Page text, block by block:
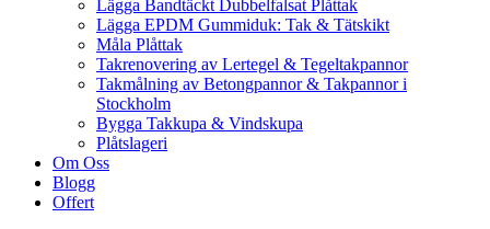
Lägga Bandtäckt Dubbelfalsat Plåttak
Lägga EPDM Gummiduk: Tak & Tätskikt
Måla Plåttak
Takrenovering av Lertegel & Tegeltakpannor
Takmålning av Betongpannor & Takpannor i
Stockholm
Bygga Takkupa & Vindskupa
Plåtslageri
Om Oss
Blogg
Offert